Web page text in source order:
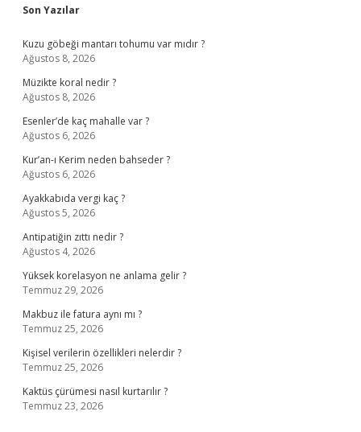
Sidebar
Son Yazılar
Kuzu göbeği mantarı tohumu var mıdır ?
Ağustos 8, 2026
Müzikte koral nedir ?
Ağustos 8, 2026
Esenler’de kaç mahalle var ?
Ağustos 6, 2026
Kur’an-ı Kerim neden bahseder ?
Ağustos 6, 2026
Ayakkabıda vergi kaç ?
Ağustos 5, 2026
Antipatiğin zıttı nedir ?
Ağustos 4, 2026
Yüksek korelasyon ne anlama gelir ?
Temmuz 29, 2026
Makbuz ile fatura aynı mı ?
Temmuz 25, 2026
Kişisel verilerin özellikleri nelerdir ?
Temmuz 25, 2026
Kaktüs çürümesi nasıl kurtarılır ?
Temmuz 23, 2026